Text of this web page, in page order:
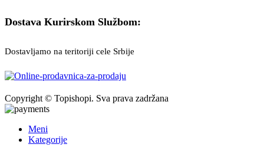
Dostava Kurirskom Službom:
Dostavljamo na teritoriji cele Srbije
Copyright © Topishopi. Sva prava zadržana
Meni
Kategorije